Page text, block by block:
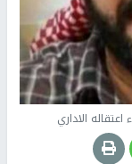
الاداري